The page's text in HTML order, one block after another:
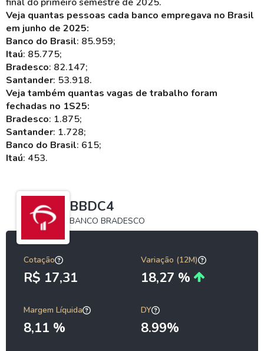
Veja quantas pessoas cada banco empregava no Brasil
em junho de 2025:
Banco do Brasil: 85.959;
Itaú: 85.775;
Bradesco: 82.147;
Santander: 53.918.
Veja também quantas vagas de trabalho foram
fechadas no 1S25:
Bradesco: 1.875;
Santander: 1.728;
Banco do Brasil: 615;
Itaú: 453.
BBDC4
BANCO BRADESCO
Cotação
R$ 17,31
Variação (12M)
18,27 %
Margem Líquida
8,11 %
DY
8.99%